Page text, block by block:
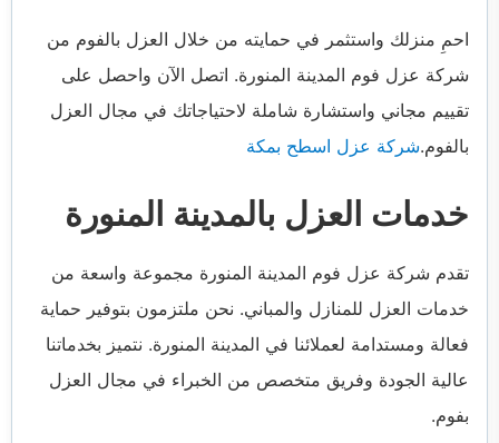
احمِ منزلك واستثمر في حمايته من خلال العزل بالفوم من
شركة عزل فوم المدينة المنورة. اتصل الآن واحصل على
تقييم مجاني واستشارة شاملة لاحتياجاتك في مجال العزل
بالفوم.شركة عزل اسطح بمكة
خدمات العزل بالمدينة المنورة
تقدم شركة عزل فوم المدينة المنورة مجموعة واسعة من
خدمات العزل للمنازل والمباني. نحن ملتزمون بتوفير حماية
فعالة ومستدامة لعملائنا في المدينة المنورة. نتميز بخدماتنا
عالية الجودة وفريق متخصص من الخبراء في مجال العزل
بفوم.